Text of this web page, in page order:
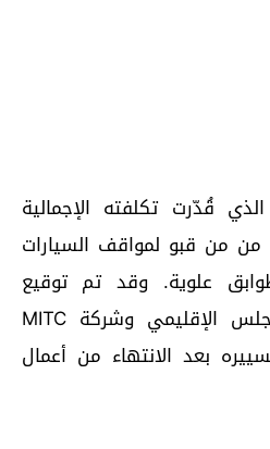
قُدّرت تكلفته الإجمالية
درهم، من من قبو لمواقف السيارات
علوية. وقد تم توقيع
اتفاقية شراكة بين المجلس الإقليمي وشركة MITC
بعد الانتهاء من أعمال